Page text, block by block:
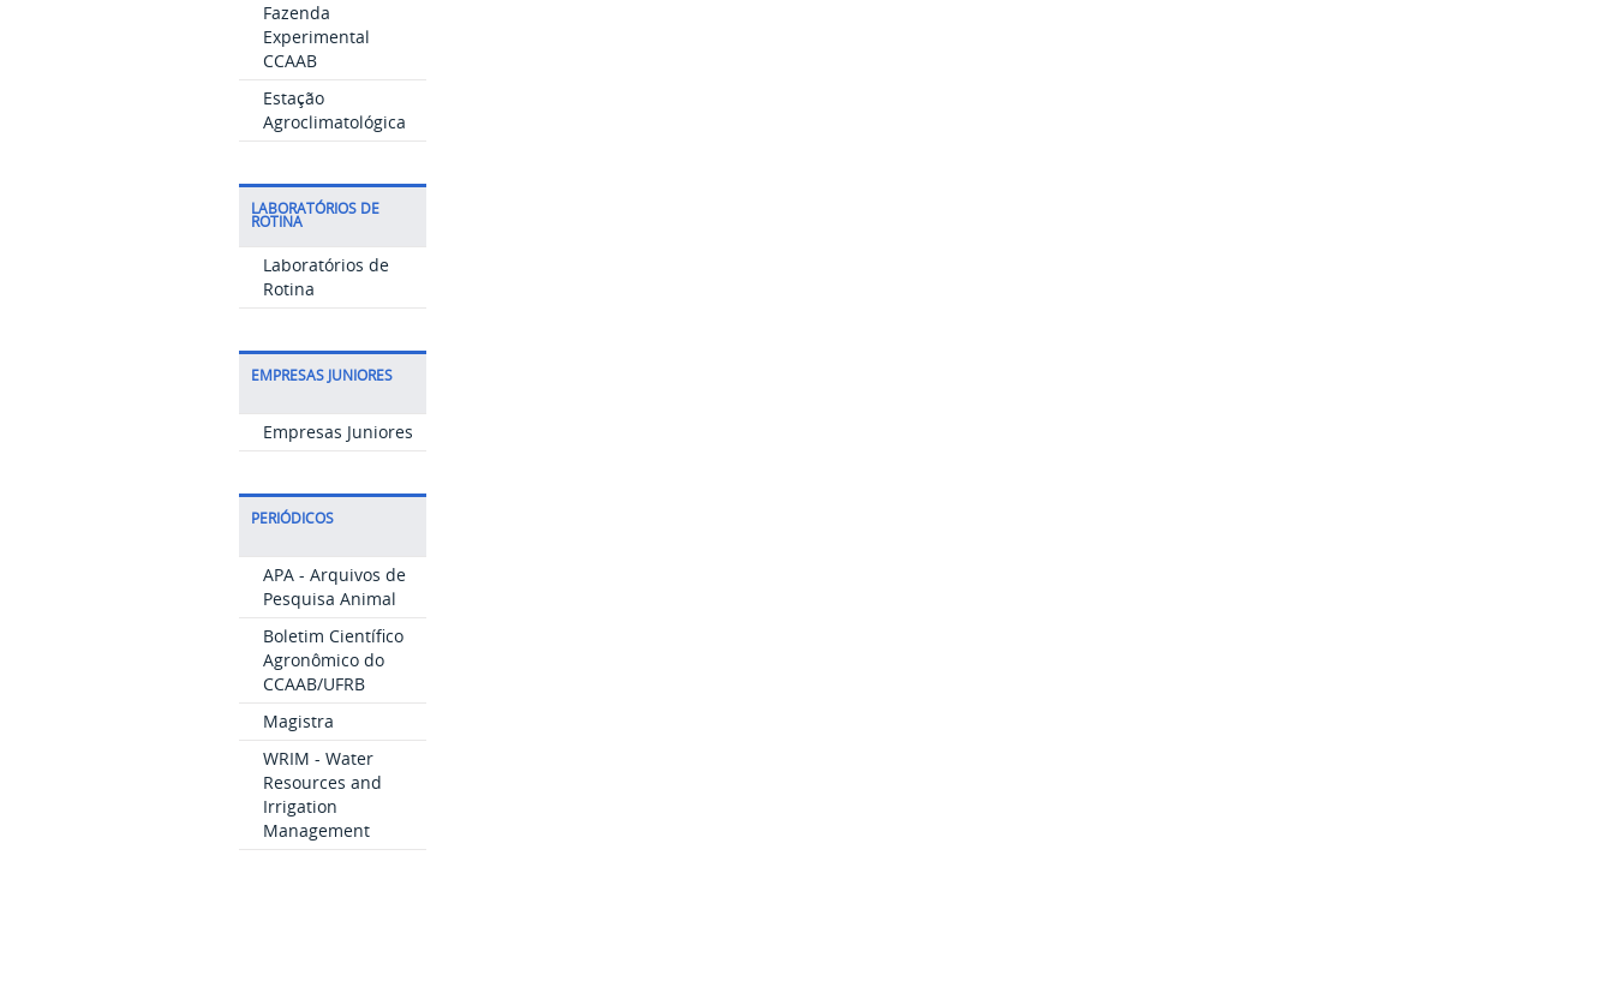
Fazenda
Experimental
CCAAB
Estação
Agroclimatológica
LABORATÓRIOS DE
ROTINA
Laboratórios de
Rotina
EMPRESAS JUNIORES
Empresas Juniores
PERIÓDICOS
APA - Arquivos de
Pesquisa Animal
Boletim Científico
Agronômico do
CCAAB/UFRB
Magistra
WRIM - Water
Resources and
Irrigation
Management